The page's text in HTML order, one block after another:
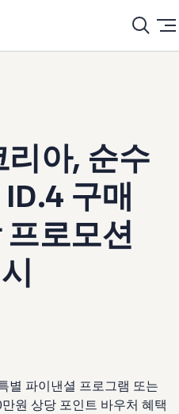
진단
예약
로그램
프로그램
& News | Volkswagen
리아, 순수
구매
로모션
별 파이낸셜 프로그램 또는
원 상당 포인트 바우처 혜택